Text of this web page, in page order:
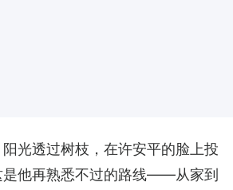
光透过树枝，在许安平的脸上投
是他再熟悉不过的路线——从家到